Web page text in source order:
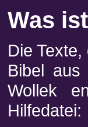
Was
Die
Bibel aus
Wollek
Hilfedatei: